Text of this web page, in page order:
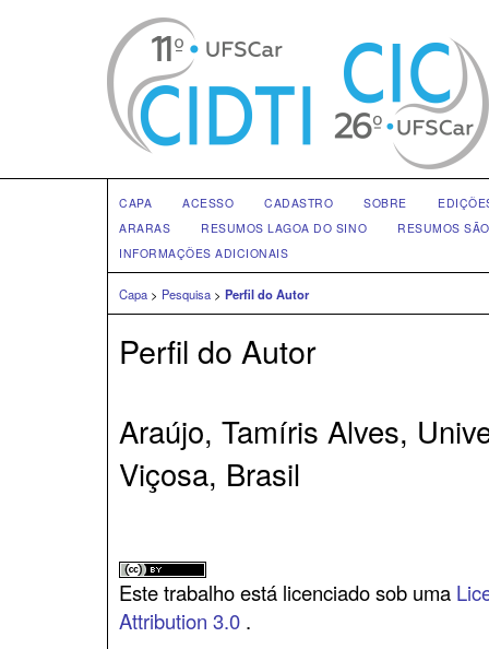
CAPA ACESSO CADASTRO SOBRE
ARARAS
RESUMOS LAGOA DO SINO
RESUMOS
INFORMAÇÕES ADICIONAIS
Capa > Pesquisa > Perfil do Autor
Perfil do Autor
Araújo, Tamíris Alves,
Viçosa, Brasil
Este trabalho está licenciado sob uma
Attribution 3.0 .